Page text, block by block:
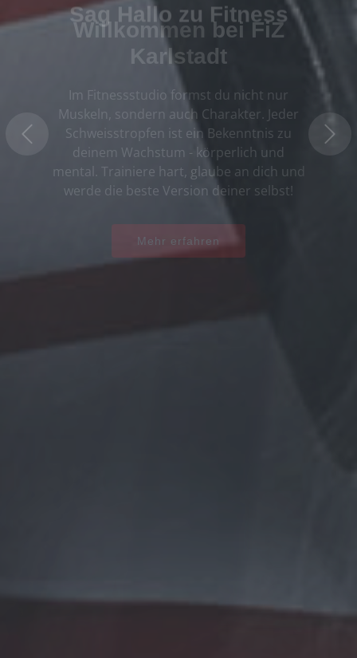
Sag Hallo zu Fitness
Fitness ist nicht nur ein Training für den
Körper, sondern eine Feier deiner eigenen
Stärke. Jeder Rep, jede Wiederholung ist
ein Schritt auf dem Weg zu einem fitteren,
vitaleren Lebensstil. Sei stolz auf deine
Fortschritte und lass die Fitness-Reise zu
deinem persönlichen Triumph werden!
Mehr erfahren